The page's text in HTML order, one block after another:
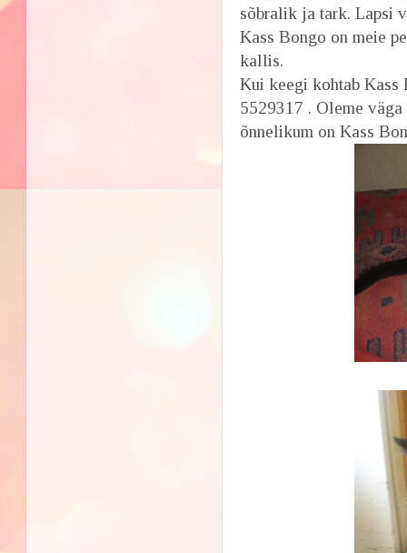
sõbralik ja tark. Lapsi
Kass Bongo on meie
kallis.
Kui keegi kohtab Kass
5529317 . Oleme
õnnelikum on Kass